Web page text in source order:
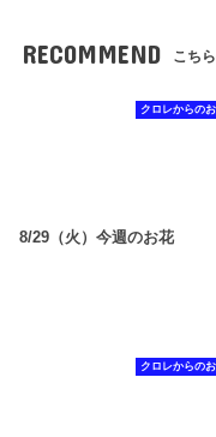
RECOMMEND こち
クロレからの
8/29（火）今週のお花
クロレからの